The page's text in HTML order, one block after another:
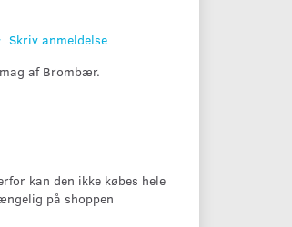
Skriv anmeldelse
af Brombær.
kan den ikke købes hele
på shoppen